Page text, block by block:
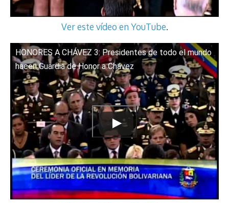
Ver este vídeo en YouTube.
HONORES A CHÁVEZ 3: Presidentes de todo el mundo
hacen Guardia de Honor a Chávez